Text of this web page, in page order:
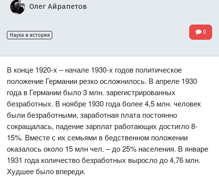
Олег Айрапетов
Наука и история 0
В конце 1920-х – начале 1930-х годов политическое
положение Германии резко осложнилось. В апреле 1930
года в Германии было 3 млн. зарегистрированных
безработных. В ноябре 1930 года более 4,5 млн. человек
были безработными, заработная плата постоянно
сокращалась, падение зарплат работающих достигло 8-
15%. Вместе с их семьями в бедственном положении
оказалось около 15 млн чел. – до 25% населения. В январе
1931 года количество безработных выросло до 4,76 млн.
Худшее было впереди.